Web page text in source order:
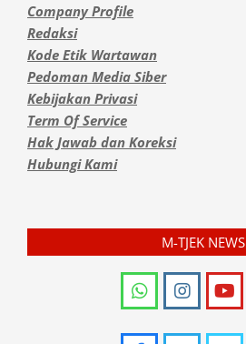
Company Profile
Redaksi
Kode Etik Wartawan
Pedoman Media Siber
Kebijakan Privasi
Term Of Service
Hak Jawab dan Koreksi
Hubungi Kami
M-TJEK NEWS